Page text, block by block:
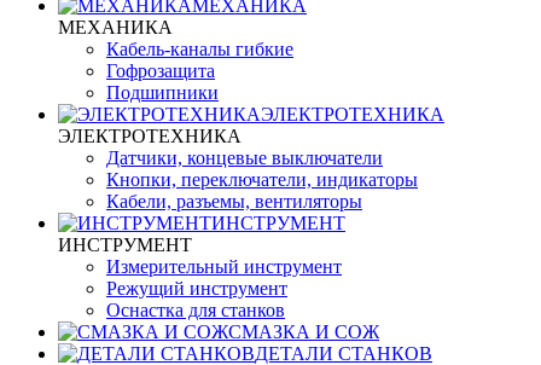
МЕХАНИКА
МЕХАНИКА
Кабель-каналы гибкие
Гофрозащита
Подшипники
ЭЛЕКТРОТЕХНИКА
ЭЛЕКТРОТЕХНИКА
Датчики, концевые выключатели
Кнопки, переключатели, индикаторы
Кабели, разъемы, вентиляторы
ИНСТРУМЕНТ
ИНСТРУМЕНТ
Измерительный инструмент
Режущий инструмент
Оснастка для станков
СМАЗКА И СОЖ
ДЕТАЛИ СТАНКОВ